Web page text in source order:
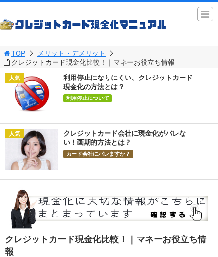
TOP
メリット・デメリット
クレジットカード現金化比較！｜マネーお役立ち情報
利用停止になりにくい、クレジットカード
現金化の方法とは？
利用停止について
クレジットカード会社に現金化がバレな
い！画期的方法とは？
カード会社にバレますか？
クレジットカード現金化比較！｜マネーお役立ち情
報